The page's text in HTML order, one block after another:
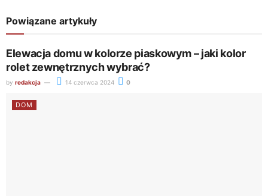
Powiązane artykuły
Elewacja domu w kolorze piaskowym – jaki kolor
rolet zewnętrznych wybrać?
by redakcja 14 czerwca 2024 0
DOM